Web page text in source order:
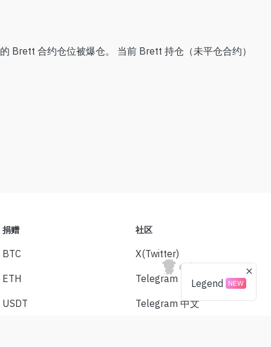
Legend NEW
Brett 合约仓位被爆仓。 当前 Brett 持仓（未平仓合约）
捐赠
BTC
ETH
USDT
社区
X(Twitter)
Telegram
Telegram 中文